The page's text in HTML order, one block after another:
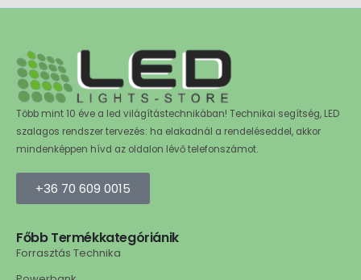
Több mint 10 éve a led világítástechnikában! Technikai segítség, LED
szalagos rendszer tervezés: ha elakadnál a rendeléseddel, akkor
mindenképpen hívd az oldalon lévő telefonszámot.
+36 70 609 0015
Főbb Termékkategóriánik
Forrasztás Technika